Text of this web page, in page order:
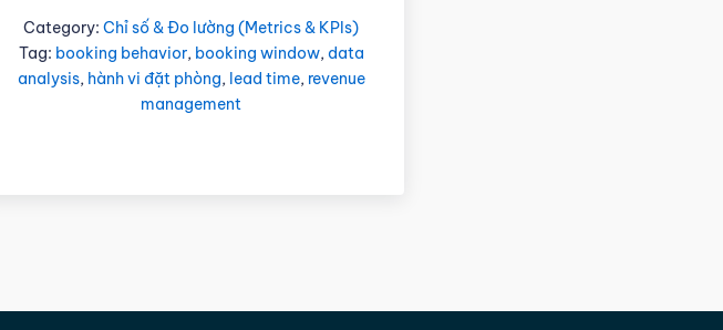
Category:Chỉ số & Đo lường (Metrics & KPIs)
Tag: booking behavior, booking window, data
analysis, hành vi đặt phòng, lead time, revenue
management